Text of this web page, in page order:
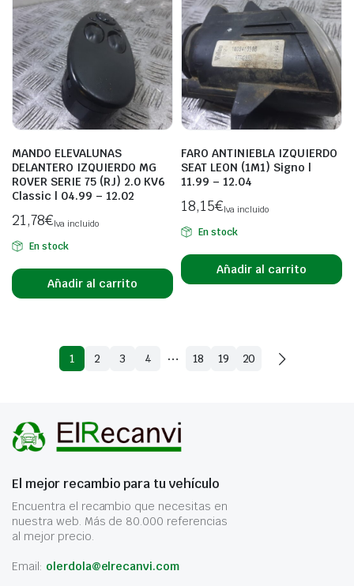
MANDO ELEVALUNAS
DELANTERO IZQUIERDO MG
ROVER SERIE 75 (RJ) 2.0 KV6
Classic | 04.99 – 12.02
21,78€Iva incluido
En stock
Añadir al carrito
FARO ANTINIEBLA IZQUIERDO
SEAT LEON (1M1) Signo |
11.99 – 12.04
18,15€Iva incluido
En stock
Añadir al carrito
1 2 3 4 … 18 19 20
El mejor recambio para tu vehículo
Encuentra el recambio que necesitas en
nuestra web. Más de 80.000 referencias
al mejor precio.
Email: olerdola@elrecanvi.com